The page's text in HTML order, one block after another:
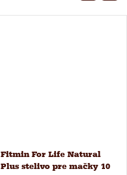
Fitmin For Life Natural
Plus stelivo pre mačky 10